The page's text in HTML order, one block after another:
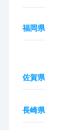
福岡県
佐賀県
長崎県